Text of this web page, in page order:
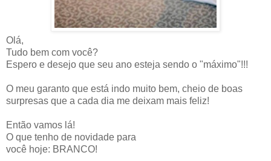
Olá,
Tudo bem com você?
Espero e desejo que seu ano esteja sendo o "máximo"!!!
O meu garanto que está indo muito bem, cheio de boas
surpresas que a cada dia me deixam mais feliz!
Então vamos lá!
O que tenho de novidade para
você hoje: BRANCO!